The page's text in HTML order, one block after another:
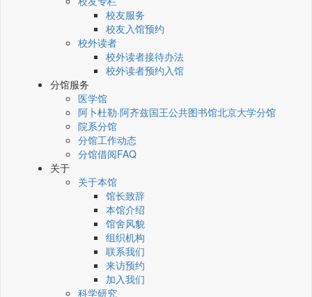
校友服务
校友入馆预约
校外读者
校外读者接待办法
校外读者预约入馆
分馆服务
医学馆
阿卜杜勒·阿齐兹国王公共图书馆北京大学分馆
院系分馆
分馆工作动态
分馆借阅FAQ
关于
关于本馆
馆长致辞
本馆介绍
馆舍风貌
组织机构
联系我们
来访预约
加入我们
科学研究